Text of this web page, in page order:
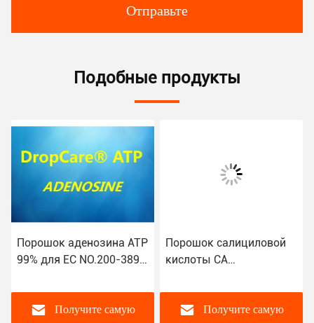
Отправьте
Подобные продукты
Порошок аденозина ATP
99% для EC NO.200-389-
7 кожи
Получите самую
Порошок салициловой
кислоты СА
кожей КАС 69-72-7
сырцовый для заботы
Получите самую